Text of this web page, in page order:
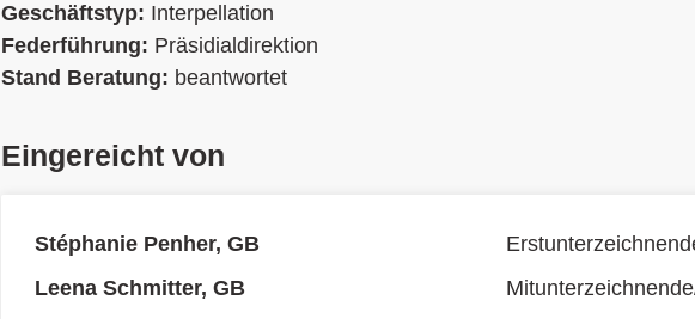
Geschäftstyp: Interpellation
Federführung: Präsidialdirektion
Stand Beratung: beantwortet
Eingereicht von
Stéphanie Penher, GB
Leena Schmitter, GB